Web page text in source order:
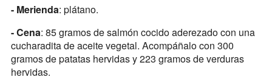
- Merienda: plátano.
- Cena: 85 gramos de salmón cocido aderezado con una
cucharadita de aceite vegetal. Acompáñalo con 300
gramos de patatas hervidas y 223 gramos de verduras
hervidas.